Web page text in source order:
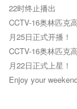
22时终止播出
CCTV-16奥林匹克
月25日正式开播！
CCTV-16奥林匹克
月22日正式上星！
Enjoy your